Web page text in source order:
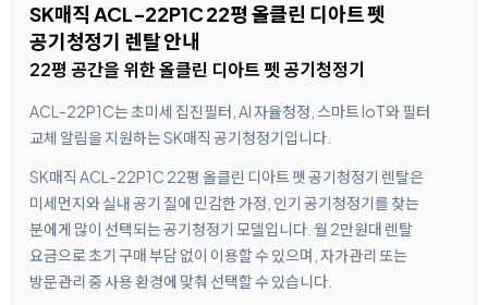
SK매직 ACL-22P1C 22평 올클린 디아트 펫
공기청정기 렌탈 안내
22평 공간을 위한 올클린 디아트 펫 공기청정기
ACL-22P1C는 초미세 집진필터, AI 자율청정, 스마트 IoT와 필터
교체 알림을 지원하는 SK매직 공기청정기입니다.
SK매직 ACL-22P1C 22평 올클린 디아트 펫 공기청정기 렌탈은
미세먼지와 실내 공기 질에 민감한 가정, 인기 공기청정기를 찾는
분에게 많이 선택되는 공기청정기 모델입니다. 월 2만원대 렌탈
요금으로 초기 구매 부담 없이 이용할 수 있으며, 자가관리 또는
방문관리 중 사용 환경에 맞춰 선택할 수 있습니다.